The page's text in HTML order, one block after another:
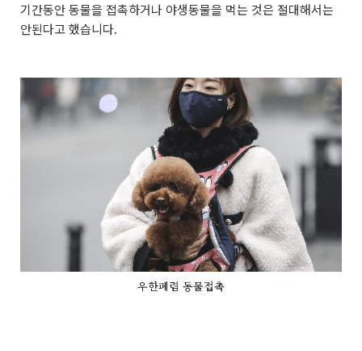
기간동안 동물을 접촉하거나 야생동물을 먹는 것은 절대해서는
안된다고 했습니다.
우한폐렴 동물접촉